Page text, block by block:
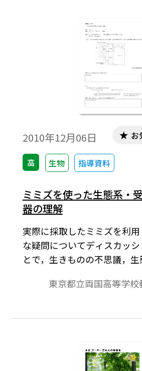
2010年12月06日
高 生物 指導資料
お
ミミズを使った生態系・
器の理解
実際に採取したミミズを利
な疑問についてディスカッ
とで，生きものの不思議，
生徒に配布するプリントと
東京都立両国高等学